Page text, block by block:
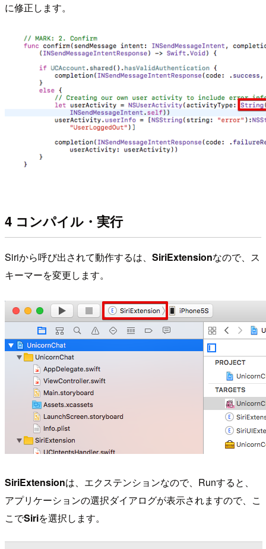
に修正します。
4 コンパイル・実行
Siriから呼び出されて動作するは、 SiriExtensionなので、ス
キーマーを変更します。
SiriExtensionは、エクステンションなので、Runすると、
アプリケーションの選択ダイアログが表示されますので、こ
こでSiriを選択します。